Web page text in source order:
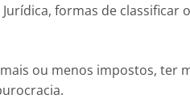
Jurídica, formas de classificar
ou menos impostos, ter